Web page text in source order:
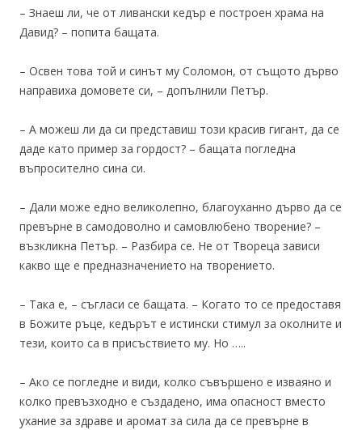
– Знаеш ли, че от ливански кедър е построен храма на
Давид? – попита бащата.
– Освен това той и синът му Соломон, от същото дърво
направиха домовете си, – допълнили Петър.
– А можеш ли да си представиш този красив гигант, да се
даде като пример за гордост? – бащата погледна
въпросително сина си.
– Дали може едно великолепно, благоуханно дърво да се
превърне в самодоволно и самовлюбено творение? –
възкликна Петър. – Разбира се. Не от Твореца зависи
какво ще е предназначението на творението.
– Така е, – съгласи се бащата. – Когато то се предоставя
в Божите ръце, кедърът е истински стимул за околните и
тези, които са в присъствието му. Но …..
– Ако се погледне и види, колко съвършено е изваяно и
колко превъзходно е създадено, има опасност вместо
ухание за здраве и аромат за сила да се превърне в